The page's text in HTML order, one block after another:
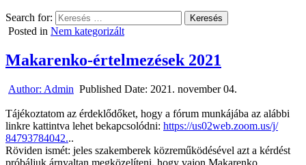
Search for:
Posted in Nem kategorizált
Makarenko-értelmezések 2021
Author: Admin Published Date: 2021. november 04.
Tájékoztatom az érdeklődőket, hogy a fórum munkájába az alábbi
linkre kattintva lehet bekapcsolódni: https://us02web.zoom.us/j/
84793784042...
Röviden ismét: jeles szakemberek közreműködésével azt a kérdést
próbáljuk árnyaltan megközelíteni, hogy vajon Makarenko